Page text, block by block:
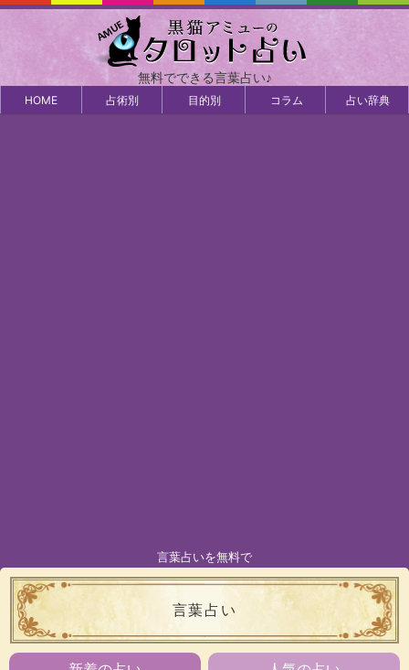
無料でできる言葉占い♪
HOME 占術別 目的別 コラム 占い辞典
言葉占いを無料で
言葉占い